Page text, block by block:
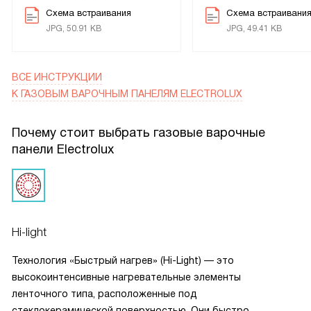
Мне нравится, как прибор смотрится в интерьере: чёрный
подключение прошло без проблем. В повседневной жизни
поверхность стала надёжным помощником: готовлю чаще
меньше времени. Я доволен покупкой.
Схема встраивания
JPG, 50.91 KB
Схема встраивания
JPG, 49.41 KB
ВСЕ ИНСТРУКЦИИ
К ГАЗОВЫМ ВАРОЧНЫМ ПАНЕЛЯМ ELECTROLUX
Почему стоит выбрать газовые варочные
панели Electrolux
Hi-light
Технология «Быстрый нагрев» (Hi-Light) — это
высокоинтенсивные нагревательные элементы
ленточного типа, расположенные под